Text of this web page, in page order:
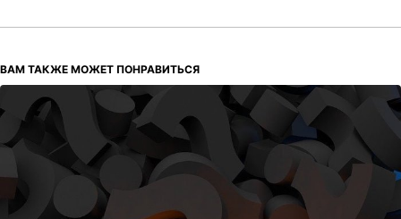
ВАМ ТАКЖЕ МОЖЕТ ПОНРАВИТЬСЯ